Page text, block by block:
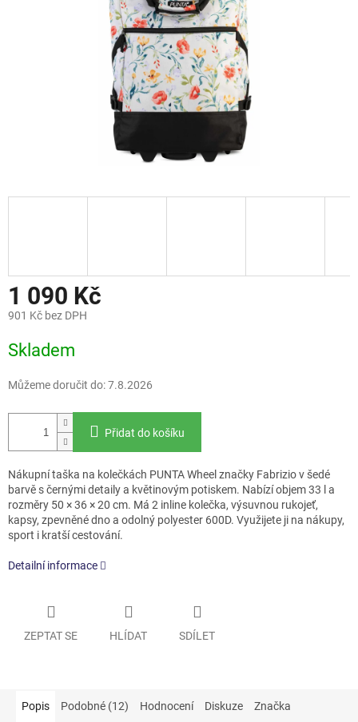
1 090 Kč
901 Kč bez DPH
cena:
Skladem
Můžeme doručit do:7.8.2026
Přidat do košíku
Nákupní taška na kolečkách PUNTA Wheel značky Fabrizio v šedé
barvě s černými detaily a květinovým potiskem. Nabízí objem 33 l a
rozměry 50 × 36 × 20 cm. Má 2 inline kolečka, výsuvnou rukojeť,
kapsy, zpevněné dno a odolný polyester 600D. Využijete ji na nákupy,
sport i kratší cestování.
Detailní informace
ZEPTAT SE HLÍDAT SDÍLET
Popis Podobné (12) Hodnocení Diskuze Značka